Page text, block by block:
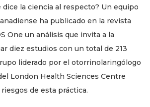
dice la ciencia al respecto? Un equipo
ha publicado en la revista
One un análisis que invita a la
diez estudios con un total de 213
liderado por el otorrinolaringólogo
London Health Sciences Centre
de esta práctica.